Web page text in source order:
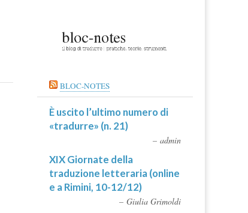
BLOC-NOTES
È uscito l’ultimo numero di
«tradurre» (n. 21)
admin
XIX Giornate della
traduzione letteraria (online
e a Rimini, 10-12/12)
Giulia Grimoldi